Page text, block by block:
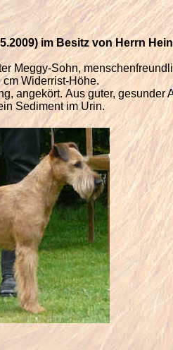
im Besitz von Herrn
Meggy-Sohn,
Widerrist-Höhe.
angekört. Aus guter, gesunder
Sediment im Urin.